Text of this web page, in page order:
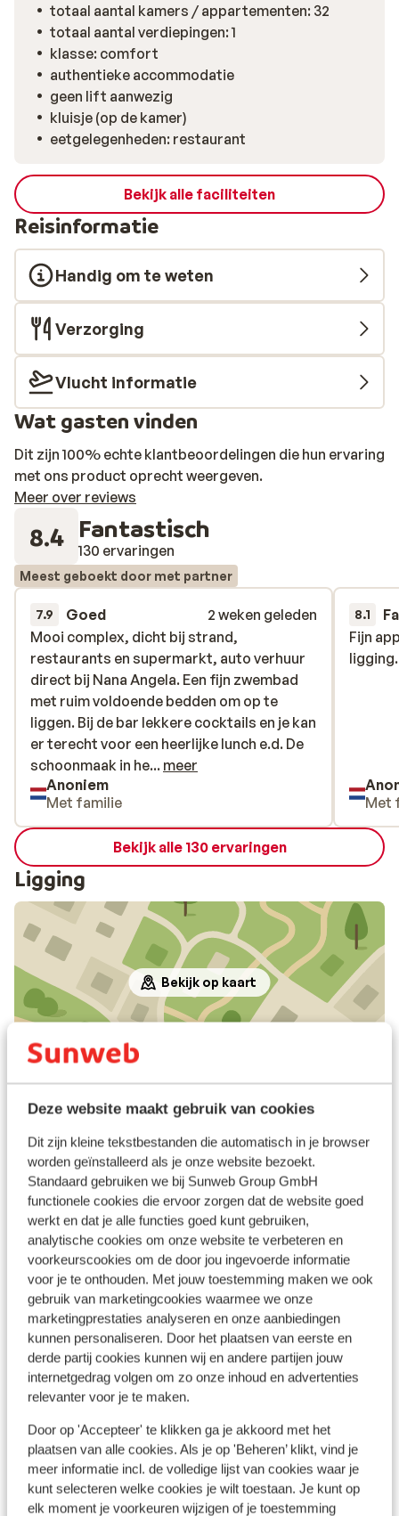
Deze website maakt gebruik van cookies
Dit zijn kleine tekstbestanden die automatisch in je browser
worden geïnstalleerd als je onze website bezoekt.
Standaard gebruiken we bij Sunweb Group GmbH
functionele cookies die ervoor zorgen dat de website goed
werkt en dat je alle functies goed kunt gebruiken,
analytische cookies om onze website te verbeteren en
voorkeurscookies om de door jou ingevoerde informatie
voor je te onthouden. Met jouw toestemming maken we ook
gebruik van marketingcookies waarmee we onze
marketingprestaties analyseren en onze aanbiedingen
kunnen personaliseren. Door het plaatsen van eerste en
derde partij cookies kunnen wij en andere partijen jouw
internetgedrag volgen om zo onze inhoud en advertenties
relevanter voor je te maken.
Door op 'Accepteer' te klikken ga je akkoord met het
plaatsen van alle cookies. Als je op 'Beheren’ klikt, vind je
meer informatie incl. de volledige lijst van cookies waar je
kunt selecteren welke cookies je wilt toestaan. Je kunt op
elk moment je voorkeuren wijzigen of je toestemming
een ontspannen en veelzijdige zonvakantie..
totaal aantal kamers / appartementen: 32
totaal aantal verdiepingen: 1
klasse: comfort
authentieke accommodatie
geen lift aanwezig
kluisje (op de kamer)
eetgelegenheden: restaurant
Bekijk alle faciliteiten
Reisinformatie
Handig om te weten
Verzorging
Vlucht informatie
Wat gasten vinden
Dit zijn 100% echte klantbeoordelingen die hun ervaring
met ons product oprecht weergeven.
Meer over reviews
8.4 Fantastisch
130 ervaringen
Meest geboekt door met partner
7.9 Goed
2 weken geleden
Mooi complex, dicht bij strand,
restaurants en supermarkt, auto verhuur
direct bij Nana Angela. Een fijn zwembad
met ruim voldoende bedden om op te
liggen. Bij de bar lekkere cocktails en je kan
er terecht voor een heerlijke lunch e.d. De
schoonmaak in het appartement was wat
minder, onder het bed lag nog allemaal
zooi en viezigheid van vorige gasten. Wel
vaak nieuwe schone handdoeken en
schoon beddengoed gekregen. Een
theedoek en badkamer mat ontbraken. Het
personeel was erg vriendelijk. Op de
schoonmaak na een top vakantie gehad.
Mooi complex, dicht bij strand,
restaurants en supermarkt, auto verhuur
direct bij Nana Angela. Een fijn zwembad
met ruim voldoende bedden om op te
liggen. Bij de bar lekkere cocktails en je kan
er terecht voor een heerlijke lunch e.d. De
schoonmaak in he... meer
Anoniem
Met familie
8.1
Fijn
ligging.
Fijn
ligging.
Met
Bekijk alle 130 ervaringen
Ligging
Bekijk op kaart
In de buurt
Strand: 80 m
Luchthaven: 18 km
Bushalte: 800 m
Pinautomaat: 50 m
Winkels: 200 m
(Mini)supermarkt: 50 m
Restaurant: 50 m
Rustig gelegen
Ook interessant voor jou